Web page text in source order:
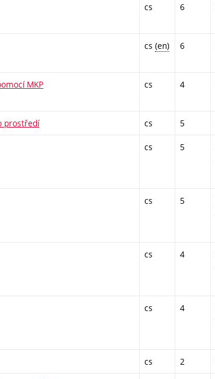
cs 6
cs (en) 6
MKP cs 4
prostředí cs 5
cs 5
cs 5
cs 4
cs 4
cs 2